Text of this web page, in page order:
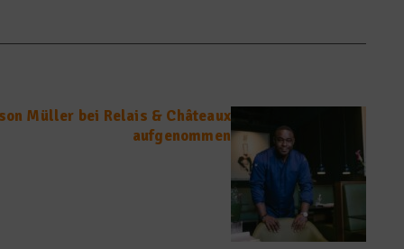
Müller bei Relais & Châteaux
aufgenommen